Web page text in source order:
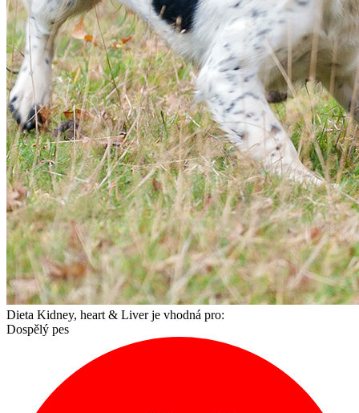
Dieta Kidney, heart & Liver je vhodná pro:
Dospělý pes